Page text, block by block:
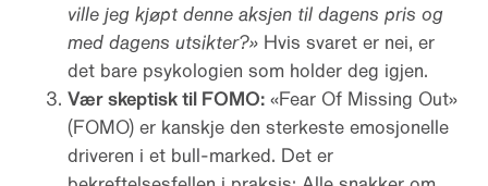
ville jeg kjøpt denne aksjen til dagens pris og
med dagens utsikter?» Hvis svaret er nei, er
det bare psykologien som holder deg igjen.
Vær skeptisk til FOMO: «Fear Of Missing Out»
(FOMO) er kanskje den sterkeste emosjonelle
driveren i et bull-marked. Det er